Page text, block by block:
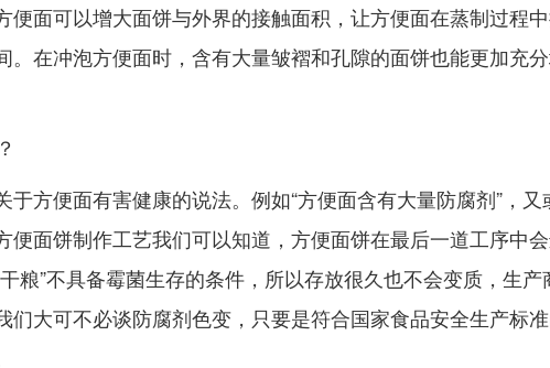
便面可以增大面饼与外界的接触面积，让方便面在蒸制过程
。在冲泡方便面时，含有大量皱褶和孔隙的面饼也能更加充
于方便面有害健康的说法。例如“方便面含有大量防腐剂”，
便面饼制作工艺我们可以知道，方便面饼在最后一道工序中
粮”不具备霉菌生存的条件，所以存放很久也不会变质，生
们大可不必谈防腐剂色变，只要是符合国家食品安全生产标